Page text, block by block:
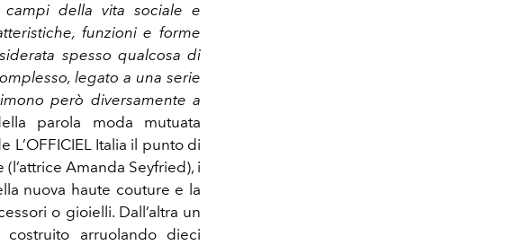
della vita sociale e
funzioni e forme
spesso qualcosa di
legato a una serie
però diversamente a
parola moda mutuata
L’OFFICIEL Italia il punto di
Amanda Seyfried), i
nuova haute couture e la
o gioielli. Dall’altra un
costruito arruolando dieci